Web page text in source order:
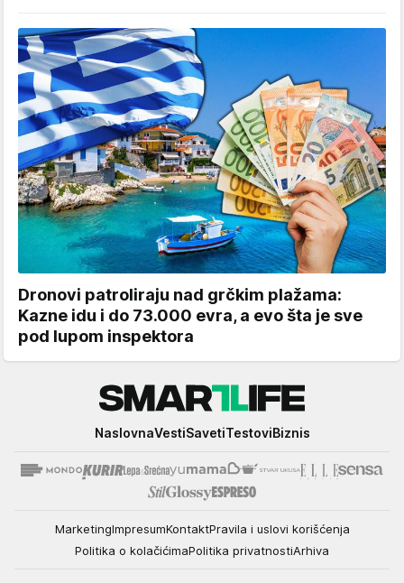
Dronovi patroliraju nad grčkim plažama:
Kazne idu i do 73.000 evra, a evo šta je sve
pod lupom inspektora
NaslovnaVestiSavetiTestoviBiznis
MarketingImpresumKontaktPravila i uslovi korišćenja
Politika o kolačićimaPolitika privatnostiArhiva